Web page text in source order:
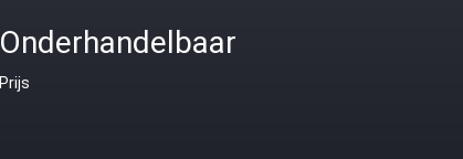
Onderhandelbaar
Prijs